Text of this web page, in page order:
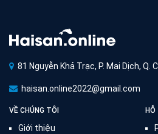
81 Nguyễn Khả Trạc, P. Mai Dịch, Q.
haisan.online2022@gmail.com
VỀ CHÚNG TÔI
Giới thiệu
HỖ